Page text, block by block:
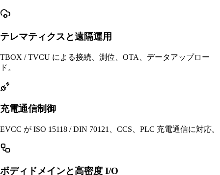
テレマティクスと遠隔運用
TBOX / TVCU による接続、測位、OTA、データアップロー
ド。
充電通信制御
EVCC が ISO 15118 / DIN 70121、CCS、PLC 充電通信に対応。
ボディドメインと高密度 I/O